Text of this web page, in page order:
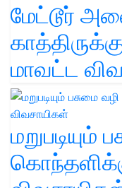
மேட்டூர்
மாவட்ட
மறுபடியும்